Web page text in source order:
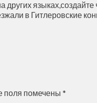
в Гитлеровские
поля помечены *